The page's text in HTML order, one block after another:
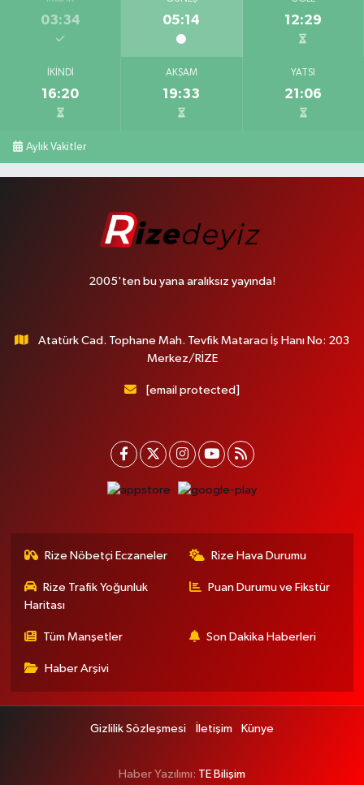
03:34 05:14 12:29
İKINDI
16:20
AKŞAM
19:33
YATSI
21:06
Aylık Vakitler
2005'ten bu yana aralıksız yayında!
Atatürk Cad. Tophane Mah. Tevfik Mataracı İş Hanı No: 203
Merkez/RİZE
[email protected]
Rize Nöbetçi Eczaneler Rize Hava Durumu
Rize Trafik Yoğunluk
Haritası
Puan Durumu ve Fikstür
Tüm Manşetler Son Dakika Haberleri
Haber Arşivi
Gizlilik Sözleşmesi İletişim Künye
Haber Yazılımı: TE Bilişim